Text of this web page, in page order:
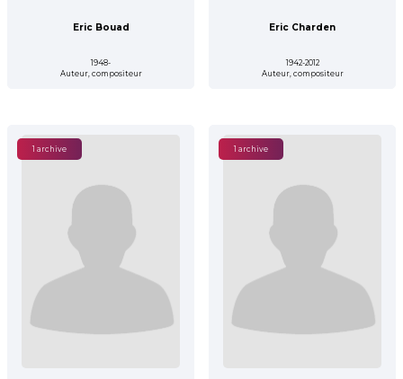
Eric Bouad
1948-
Auteur, compositeur
Eric Charden
1942-2012
Auteur, compositeur
1 archive 1 archive